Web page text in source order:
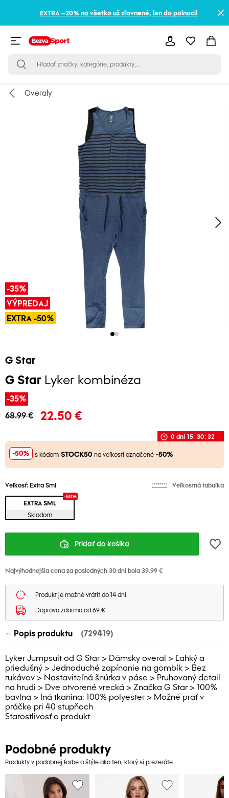
EXTRA –20% na všetko už zľavnené, len do polnoci!
Overaly
-35%
VÝPREDAJ
EXTRA -50%
G Star
G StarLyker kombinéza
-35%
68.99 €
22.50 €
0 dní 15: 30: 32
-50% s kódom STOCK50 na veľkosti označené -50%
Veľkosť: Extra Sml Veľkostná tabuľka
-50%
EXTRA SML
Skladom
Pridať do košíka
Najvýhodnejšia cena za posledných 30 dní bola 39.99 €
Produkt je možné vrátiť do 14 dní
Doprava zdarma od 69 €
Popis produktu (729419)
Lyker Jumpsuit od G Star > Dámsky overal > Ľahký a
priedušný > Jednoduché zapínanie na gombík > Bez
rukávov > Nastaviteľná šnúrka v páse > Pruhovaný detail
na hrudi > Dve otvorené vrecká > Značka G Star > 100%
bavlna > Iná tkanina: 100% polyester > Možné prať v
práčke pri 40 stupňoch
Starostlivosť o produkt
Podobné produkty
Produkty v podobnej farbe a štýle ako ten, ktorý si prezeráte